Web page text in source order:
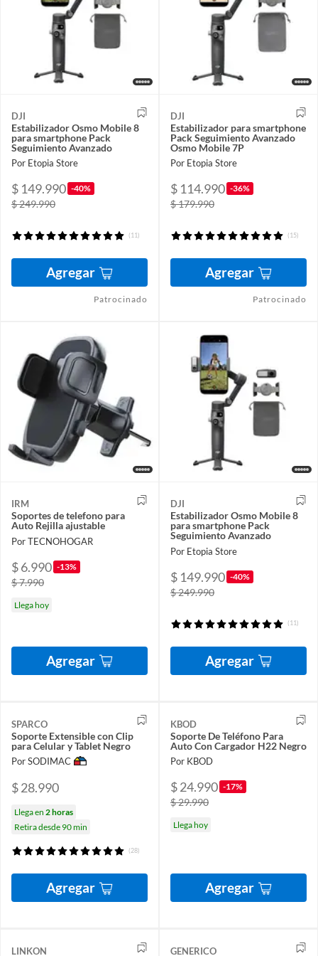
DJI
Estabilizador Osmo Mobile 8
para smartphone Pack
Seguimiento Avanzado
Por Etopia Store
$ 149.990 -40%
$ 249.990
(11)
Agregar
Patrocinado
DJI
Estabilizador para smartphone
Pack Seguimiento Avanzado
Osmo Mobile 7P
Por Etopia Store
$ 114.990 -36%
$ 179.990
(15)
Agregar
Patrocinado
IRM
Soportes de telefono para
Auto Rejilla ajustable
Por TECNOHOGAR
$ 6.990 -13%
$ 7.990
Llega hoy
Agregar
DJI
Estabilizador Osmo Mobile 8
para smartphone Pack
Seguimiento Avanzado
Por Etopia Store
$ 149.990 -40%
$ 249.990
(11)
Agregar
SPARCO
Soporte Extensible con Clip
para Celular y Tablet Negro
Por SODIMAC
$ 28.990
Llega en 2 horas
Retira desde 90 min
(28)
Agregar
KBOD
Soporte De Teléfono Para
Auto Con Cargador H22 Negro
Por KBOD
$ 24.990 -17%
$ 29.990
Llega hoy
Agregar
LINKON GENERICO